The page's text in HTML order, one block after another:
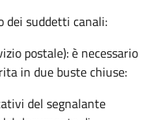
dei suddetti canali:
postale): è necessario
in due buste chiuse:
del segnalante